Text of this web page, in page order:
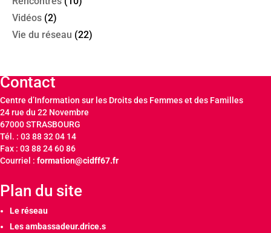
Vidéos (2)
Vie du réseau (22)
Contact
Centre d’Information sur les Droits des Femmes et des Familles
24 rue du 22 Novembre
67000 STRASBOURG
Tél. : 03 88 32 04 14
Fax : 03 88 24 60 86
Courriel : formation@cidff67.fr
Plan du site
Le réseau
Les ambassadeur.drice.s